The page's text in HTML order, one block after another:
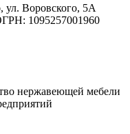
ул. Воровского, 5А
1095257001960
нержавеющей мебели